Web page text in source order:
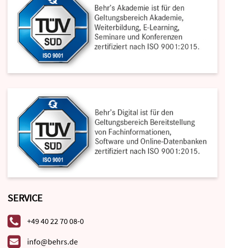
SERVICE
+49 40 22 70 08-0
info@behrs.de